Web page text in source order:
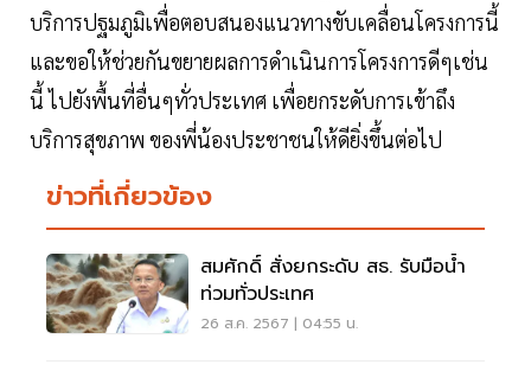
บริการปฐมภูมิเพื่อตอบสนองแนวทางขับเคลื่อนโครงการนี้
และขอให้ช่วยกันขยายผลการดำเนินการโครงการดีๆเช่น
นี้ ไปยังพื้นที่อื่นๆทั่วประเทศ เพื่อยกระดับการเข้าถึง
บริการสุขภาพ ของพี่น้องประชาชนให้ดียิ่งขึ้นต่อไป
ข่าวที่เกี่ยวข้อง
สมศักดิ์ สั่งยกระดับ สธ. รับมือน้ำ
ท่วมทั่วประเทศ
26 ส.ค. 2567 | 04:55 น.